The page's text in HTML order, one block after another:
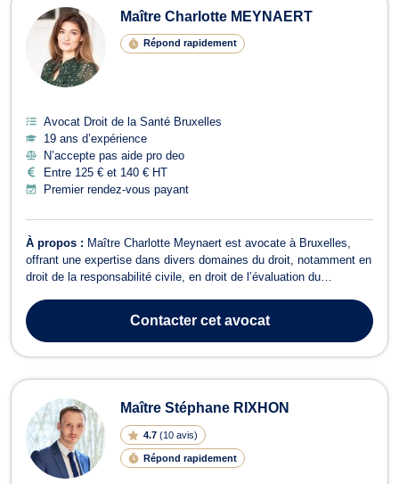
Maître Charlotte MEYNAERT
Répond rapidement
Avocat Droit de la Santé Bruxelles
19 ans d’expérience
N’accepte pas aide pro deo
Entre 125 € et 140 € HT
Premier rendez-vous payant
À propos : Maître Charlotte Meynaert est avocate à Bruxelles,
offrant une expertise dans divers domaines du droit, notamment en
droit de la responsabilité civile, en droit de l’évaluation du
circulation routière, en droit du bail et en recouvrement de
créances. Maître Meynaert ...
Contactercet avocat
Maître Stéphane RIXHON
4.7 (10 avis)
Répond rapidement